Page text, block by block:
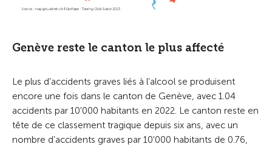
Genève reste le canton le plus affecté
Le plus d’accidents graves liés à l’alcool se produisent
encore une fois dans le canton de Genève, avec 1.04
accidents par 10'000 habitants en 2022. Le canton reste en
tête de ce classement tragique depuis six ans, avec un
nombre d’accidents graves par 10'000 habitants de 0.76,